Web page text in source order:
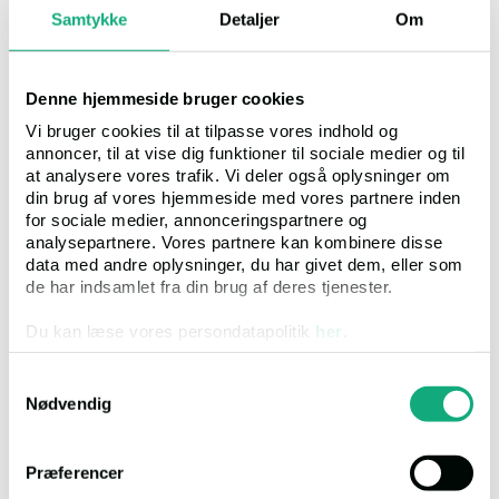
Samtykke Detaljer Om
Denne hjemmeside bruger cookies
Vi bruger cookies til at tilpasse vores indhold og
annoncer, til at vise dig funktioner til sociale medier og til
at analysere vores trafik. Vi deler også oplysninger om
din brug af vores hjemmeside med vores partnere inden
for sociale medier, annonceringspartnere og
analysepartnere. Vores partnere kan kombinere disse
data med andre oplysninger, du har givet dem, eller som
de har indsamlet fra din brug af deres tjenester.
Du kan læse vores persondatapolitik her
Nødvendig
Præferencer
Fogedret
Kolding Åpark 11, 6000, Kolding
Mail
foged.kol@domstol.dk
Timer
Mandag-fredag 8.30-15.00
Link til ejendommen